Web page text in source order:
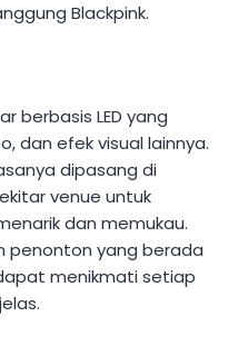
Blackpink.
berbasis LED yang
dan efek visual lainnya.
dipasang di
venue untuk
dan memukau.
penonton yang berada
menikmati setiap